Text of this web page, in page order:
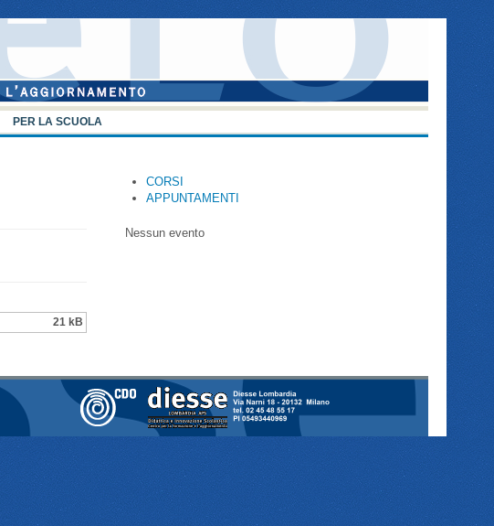
PER LA SCUOLA
21 kB
CORSI
APPUNTAMENTI
Nessun evento